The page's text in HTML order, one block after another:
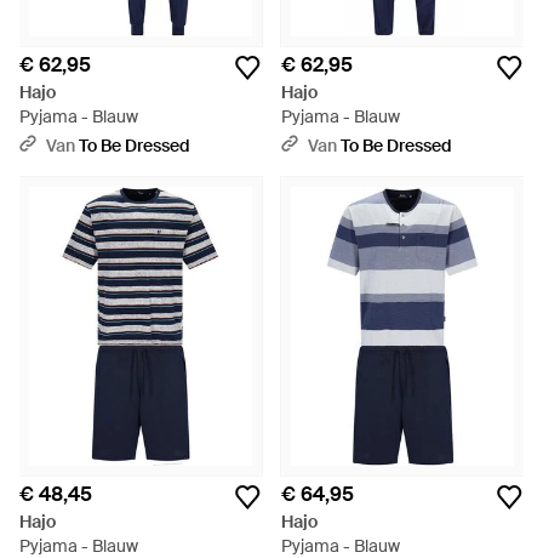
€ 62,95
Hajo
Pyjama - Blauw
VanTo Be Dressed
€ 62,95
Hajo
Pyjama - Blauw
VanTo Be Dressed
€ 48,45
Hajo
Pyjama - Blauw
€ 64,95
Hajo
Pyjama - Blauw